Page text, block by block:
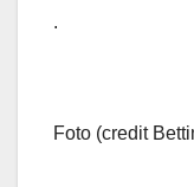
.
Foto (credit